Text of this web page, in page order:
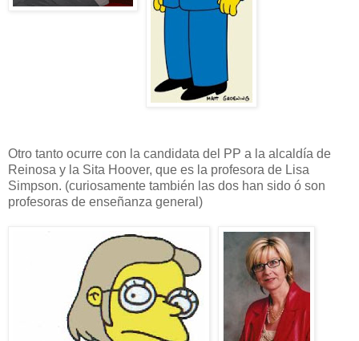
Otro tanto ocurre con la candidata del PP a la alcaldía de
Reinosa y la Sita Hoover, que es la profesora de Lisa
Simpson. (curiosamente también las dos han sido ó son
profesoras de enseñanza general)